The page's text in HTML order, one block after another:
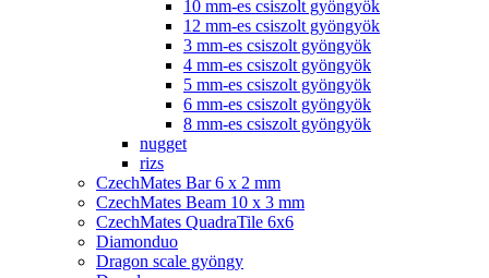
10 mm-es csiszolt gyöngyök
12 mm-es csiszolt gyöngyök
3 mm-es csiszolt gyöngyök
4 mm-es csiszolt gyöngyök
5 mm-es csiszolt gyöngyök
6 mm-es csiszolt gyöngyök
8 mm-es csiszolt gyöngyök
nugget
rizs
CzechMates Bar 6 x 2 mm
CzechMates Beam 10 x 3 mm
CzechMates QuadraTile 6x6
Diamonduo
Dragon scale gyöngy